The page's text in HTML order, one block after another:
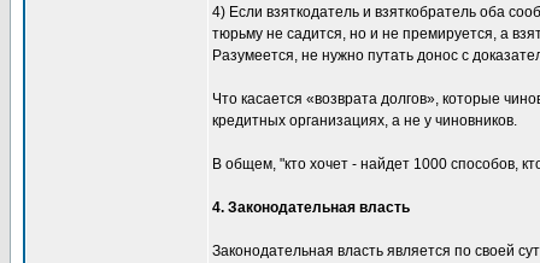
4) Если взяткодатель и взяткобратель оба
тюрьму не садится, но и не премируется, а
Разумеется, не нужно путать донос с
Что касается «возврата долгов», которые
кредитных организациях, а не у чиновников.
В общем, "кто хочет - найдет 1000 способов,
4. Законодательная власть
Законодательная власть является по своей